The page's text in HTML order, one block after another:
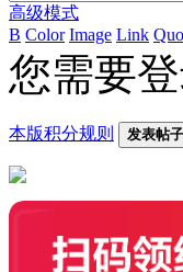
高级模式
B Color Image Link
您需要
本版积分规则 发表帖子